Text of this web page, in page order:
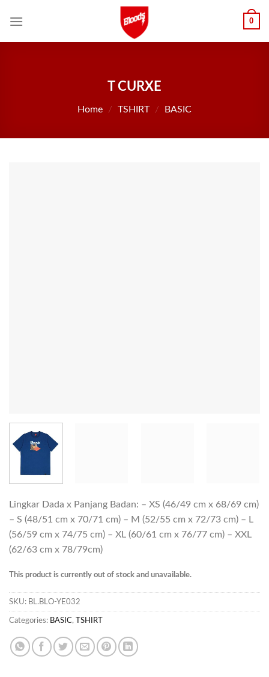
0
T CURXE
Home / TSHIRT / BASIC
Lingkar Dada x Panjang Badan: – XS (46/49 cm x 68/69 cm)
– S (48/51 cm x 70/71 cm) – M (52/55 cm x 72/73 cm) – L
(56/59 cm x 74/75 cm) – XL (60/61 cm x 76/77 cm) – XXL
(62/63 cm x 78/79cm)
This product is currently out of stock and unavailable.
SKU: BL.BLO-YE032
Categories: BASIC, TSHIRT